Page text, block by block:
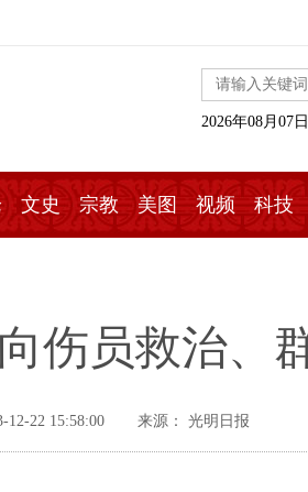
2026年08月07
文史 宗教 美图 视频 科技
伤员救治、
12-22 15:58:00 来源： 光明日报